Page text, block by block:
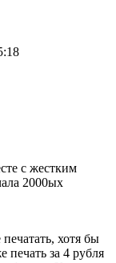
с жестким
2000ых
хотя бы
за 4 рубля